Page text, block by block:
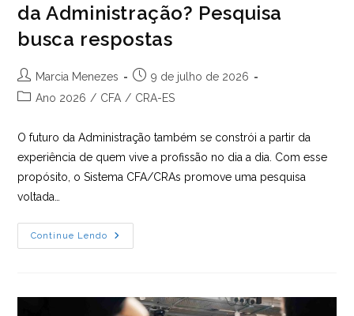
da Administração? Pesquisa
busca respostas
Autor
do
Marcia Menezes
Post
publicado:
9 de julho de 2026
Categoria
post:
Ano 2026 / CFA / CRA-ES
O futuro da Administração também se constrói a partir da
experiência de quem vive a profissão no dia a dia. Com esse
propósito, o Sistema CFA/CRAs promove uma pesquisa
voltada…
Continue Lendo
O
Que
Da